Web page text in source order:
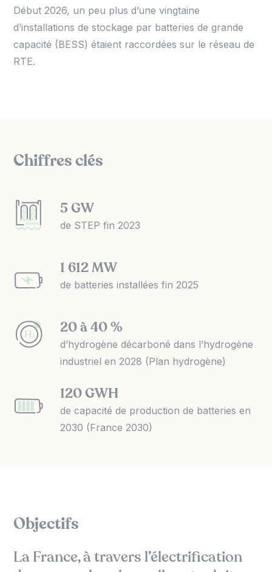
Début 2026, un peu plus d’une vingtaine
d’installations de stockage par batteries de grande
capacité (BESS) étaient raccordées sur le réseau de
RTE.
Chiffres clés
5 GW
de STEP fin 2023
1 612 MW
de batteries installées fin 2025
H2
20 à 40 %
d’hydrogène décarboné dans l’hydrogène
industriel en 2028 (Plan hydrogène)
120 GWH
de capacité de production de batteries en
2030 (France 2030)
Objectifs
La France, à travers l’électrification